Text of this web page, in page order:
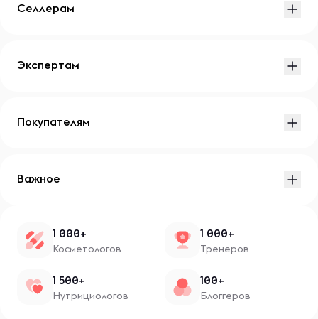
Селлерам
Экспертам
Покупателям
Важное
1 000+
Косметологов
1 000+
Тренеров
1 500+
Нутрициологов
100+
Блоггеров